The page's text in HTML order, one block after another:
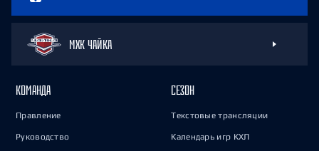
МХК ЧАЙКА
КОМАНДА
Правление
Руководство
СЕЗОН
Текстовые трансляции
Календарь игр КХЛ